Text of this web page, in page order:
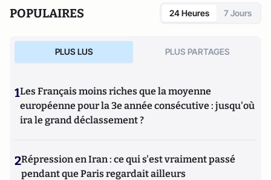
POPULAIRES 24 Heures 7 Jours
PLUS LUS PLUS PARTAGES
1Les Français moins riches que la moyenne
européenne pour la 3e année consécutive : jusqu'où
ira le grand déclassement ?
2Répression en Iran : ce qui s'est vraiment passé
pendant que Paris regardait ailleurs